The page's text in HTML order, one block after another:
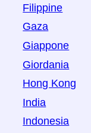
Filippine
Gaza
Giappone
Giordania
Hong Kong
India
Indonesia